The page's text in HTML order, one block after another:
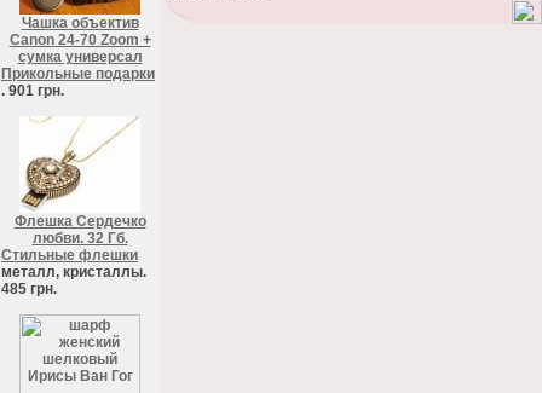
Чашка объектив
Canon 24-70 Zoom +
сумка универсал
Прикольные подарки
. 901 грн.
Флешка Сердечко
любви. 32 Гб.
Стильные флешки
металл, кристаллы.
485 грн.